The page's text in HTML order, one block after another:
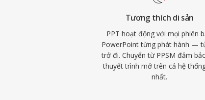
Tương thích di sản
PPT hoạt động với mọi phiên
PowerPoint từng phát hành —
trở đi. Chuyển từ PPSM đảm
thuyết trình mở trên cả hệ
nhất.